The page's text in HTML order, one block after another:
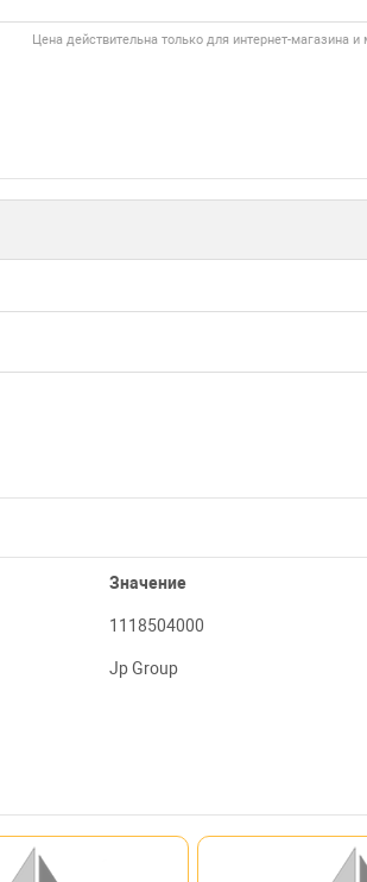
Цена действительна только для интернет-магазина
Значение
1118504000
Jp Group